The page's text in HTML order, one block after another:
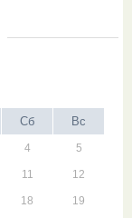
Сб Вс
4 5
11 12
18 19